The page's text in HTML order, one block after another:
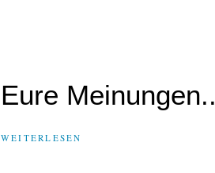
Eure Meinungen..
WEITERLESEN